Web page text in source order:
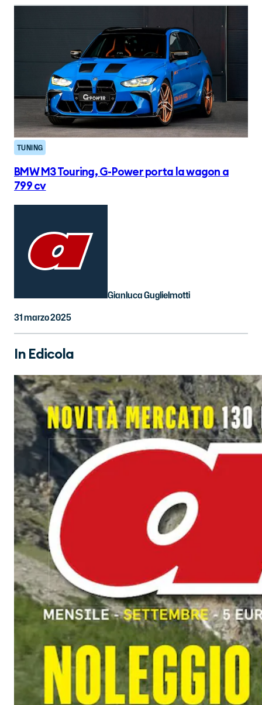
TUNING
BMW M3 Touring, G-Power porta la wagon a
799 cv
Gianluca Guglielmotti
31 marzo 2025
In Edicola